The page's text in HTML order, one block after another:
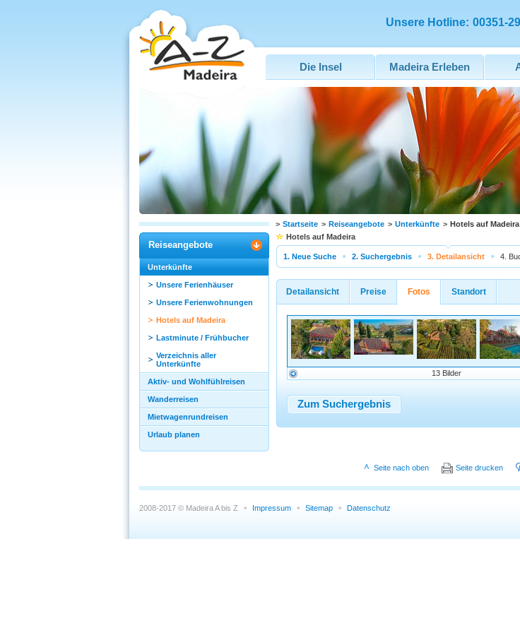
Unsere Hotline: 00351-
Die Insel Madeira Erleben
> Startseite > Reiseangebote > Unterkünfte > Hotels auf Madeira
Reiseangebote
Unterkünfte
Unsere Ferienhäuser
Unsere Ferienwohnungen
Hotels auf Madeira
Lastminute / Frühbucher
Verzeichnis aller
Unterkünfte
Aktiv- und Wohlfühlreisen
Wanderreisen
Mietwagenrundreisen
Urlaub planen
Hotels auf Madeira
1. Neue Suche 2. Suchergebnis 3. Detailansicht 4.
Detailansicht Preise Fotos Standort
13 Bilder
Zum Suchergebnis
Seite nach oben Seite drucken
2008-2017 © Madeira A bis Z Impressum Sitemap Datenschutz